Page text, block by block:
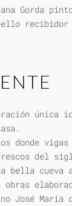
Gorda
única
donde
del
bella cueva
obras
José María